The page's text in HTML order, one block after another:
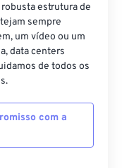
estrutura de
sempre
um vídeo ou um
data centers
de todos os
com a